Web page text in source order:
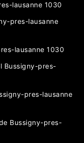
lausanne 1030
pres-lausanne
lausanne 1030
Bussigny-pres-
pres-lausanne
Bussigny-pres-